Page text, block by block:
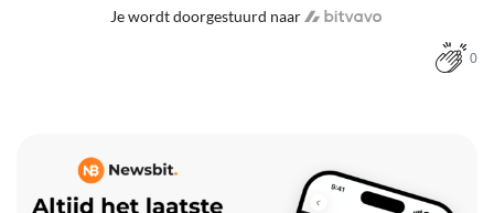
Je wordt doorgestuurd naar
0